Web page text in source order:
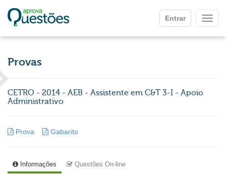
Entrar
Provas
CETRO - 2014 - AEB - Assistente em C&T 3-I - Apoio
Administrativo
Prova Gabarito
Informações Questões On-line